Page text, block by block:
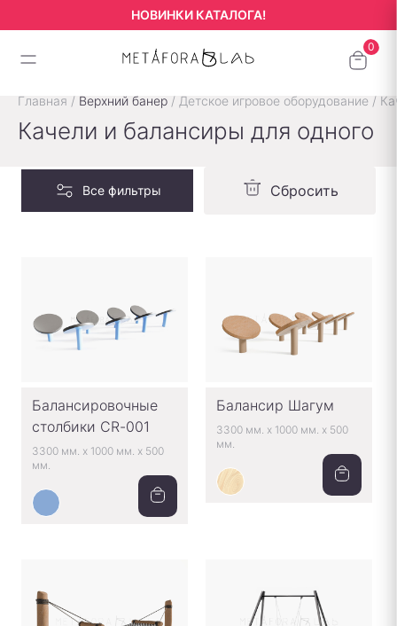
НОВИНКИ КАТАЛОГА!
Главная / Верхний банер / Детское игровое оборудование /
Качели и балансиры для одного
Все фильтры Сбросить
Балансировочные
столбики CR-001
3300 мм. x 1000 мм. x 500
мм.
Балансир Шагум
3300 мм. x 1000 мм. x 500
мм.